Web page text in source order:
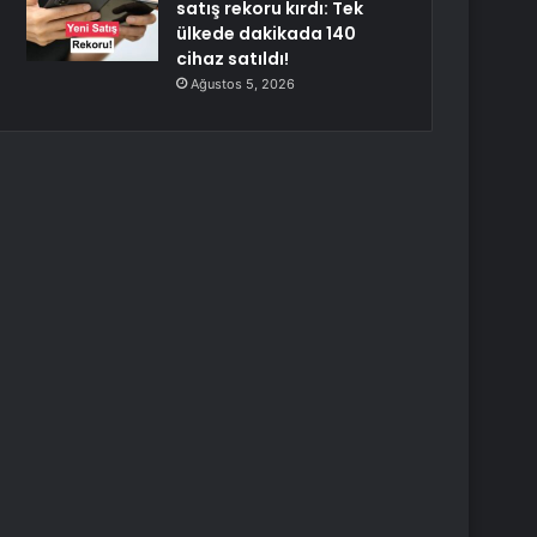
satış rekoru kırdı: Tek
ülkede dakikada 140
cihaz satıldı!
Ağustos 5, 2026